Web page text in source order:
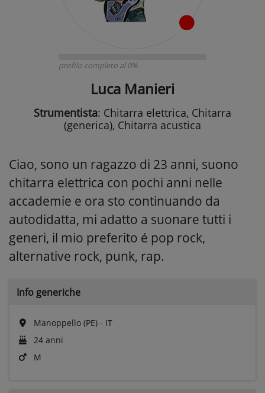
profilo completo al 0%
Luca Manieri
Strumentista: Chitarra elettrica, Chitarra
(generica), Chitarra acustica
Ciao, sono un ragazzo di 23 anni, suono
chitarra elettrica con pochi anni nelle
accademie e ora sto continuando da
autodidatta, mi adatto a suonare tutti i
generi, il mio preferito é pop rock,
alternative rock, punk, rap.
Info generiche
Manoppello (PE) - IT
24 anni
M